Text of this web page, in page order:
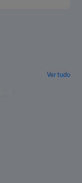
Ver tudo